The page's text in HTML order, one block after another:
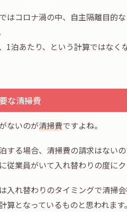
はコロナ渦の中、自主隔離目的
1泊あたり、という計算ではな
な清掃費
ないのが清掃費ですよね。
する場合、清掃費の請求はない
従業員がいて入れ替わりの度に
入れ替わりのタイミングで清掃
算となっているものと思われます